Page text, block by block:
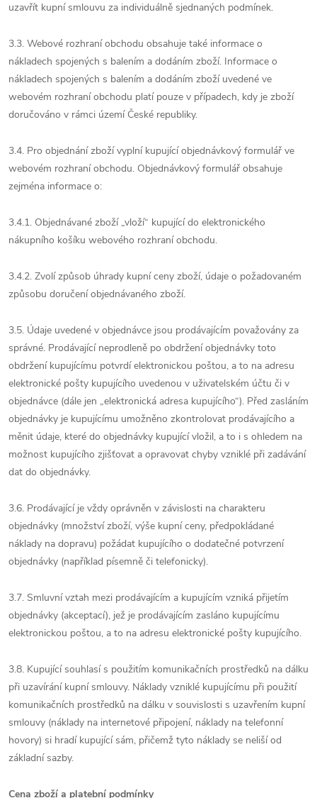
uzavřít kupní smlouvu za individuálně sjednaných podmínek.
3.3. Webové rozhraní obchodu obsahuje také informace o
nákladech spojených s balením a dodáním zboží. Informace o
nákladech spojených s balením a dodáním zboží uvedené ve
webovém rozhraní obchodu platí pouze v případech, kdy je zboží
doručováno v rámci území České republiky.
3.4. Pro objednání zboží vyplní kupující objednávkový formulář ve
webovém rozhraní obchodu. Objednávkový formulář obsahuje
zejména informace o:
3.4.1. Objednávané zboží „vloží“ kupující do elektronického
nákupního košíku webového rozhraní obchodu.
3.4.2. Zvolí způsob úhrady kupní ceny zboží, údaje o požadovaném
způsobu doručení objednávaného zboží.
3.5. Údaje uvedené v objednávce jsou prodávajícím považovány za
správné. Prodávající neprodleně po obdržení objednávky toto
obdržení kupujícímu potvrdí elektronickou poštou, a to na adresu
elektronické pošty kupujícího uvedenou v uživatelském účtu či v
objednávce (dále jen „elektronická adresa kupujícího“). Před zasláním
objednávky je kupujícímu umožněno zkontrolovat prodávajícího a
měnit údaje, které do objednávky kupující vložil, a to i s ohledem na
možnost kupujícího zjišťovat a opravovat chyby vzniklé při zadávání
dat do objednávky.
3.6. Prodávající je vždy oprávněn v závislosti na charakteru
objednávky (množství zboží, výše kupní ceny, předpokládané
náklady na dopravu) požádat kupujícího o dodatečné potvrzení
objednávky (například písemně či telefonicky).
3.7. Smluvní vztah mezi prodávajícím a kupujícím vzniká přijetím
objednávky (akceptací), jež je prodávajícím zasláno kupujícímu
elektronickou poštou, a to na adresu elektronické pošty kupujícího.
3.8. Kupující souhlasí s použitím komunikačních prostředků na dálku
při uzavírání kupní smlouvy. Náklady vzniklé kupujícímu při použití
komunikačních prostředků na dálku v souvislosti s uzavřením kupní
smlouvy (náklady na internetové připojení, náklady na telefonní
hovory) si hradí kupující sám, přičemž tyto náklady se neliší od
základní sazby.
Cena zboží a platební podmínky